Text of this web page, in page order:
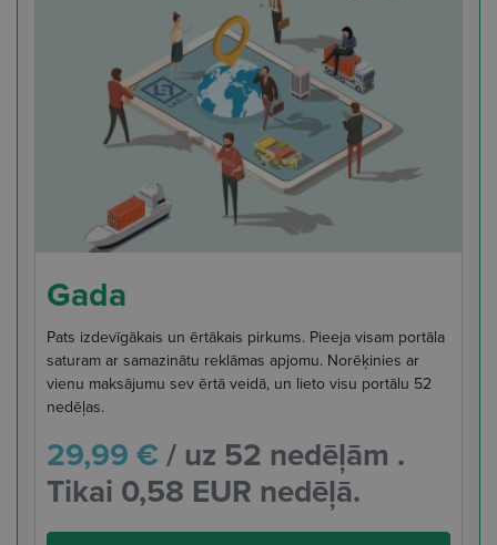
Gada
Pats izdevīgākais un ērtākais pirkums. Pieeja visam portāla
saturam ar samazinātu reklāmas apjomu. Norēķinies ar
vienu maksājumu sev ērtā veidā, un lieto visu portālu 52
nedēļas.
29,99 €/ uz 52 nedēļām .
Tikai 0,58 EUR nedēļā.